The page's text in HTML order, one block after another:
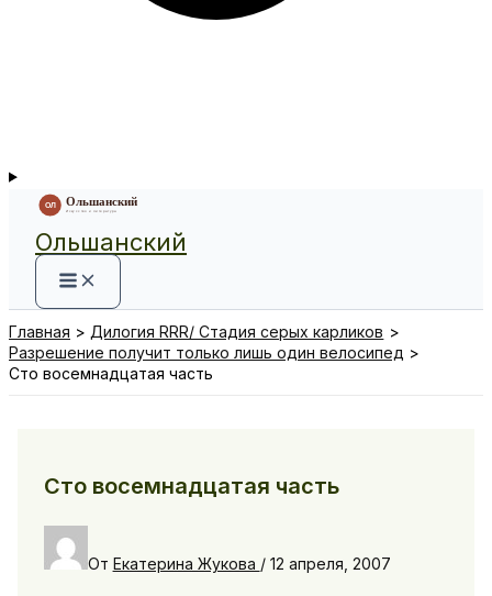
Ольшанский
Главная
Дилогия RRR/ Стадия серых карликов
Разрешение получит только лишь один велосипед
Сто восемнадцатая часть
Сто восемнадцатая часть
От Екатерина Жукова / 12 апреля, 2007